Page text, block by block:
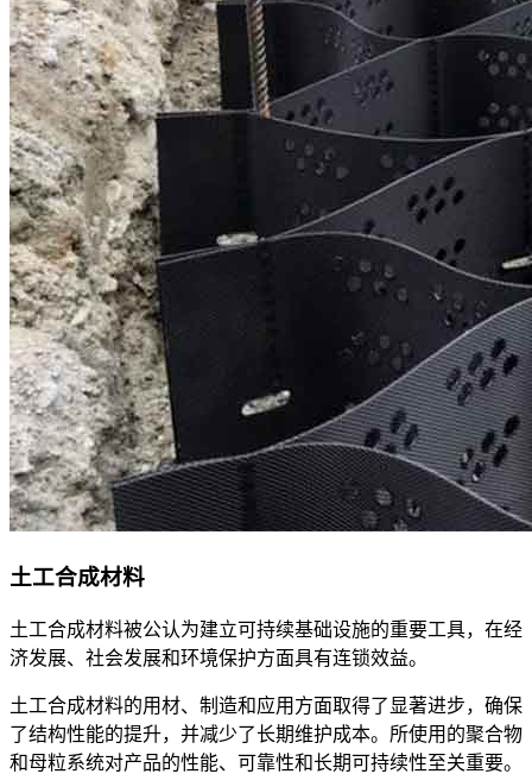
土工合成材料
土工合成材料被公认为建立可持续基础设施的重要工具，在经
济发展、社会发展和环境保护方面具有连锁效益。
土工合成材料的用材、制造和应用方面取得了显著进步，确保
了结构性能的提升，并减少了长期维护成本。所使用的聚合物
和母粒系统对产品的性能、可靠性和长期可持续性至关重要。